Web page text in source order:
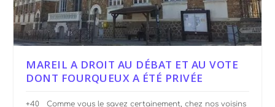
MAREIL A DROIT AU DÉBAT ET AU VOTE
DONT FOURQUEUX A ÉTÉ PRIVÉE
+40 Comme vous le savez certainement, chez nos voisins